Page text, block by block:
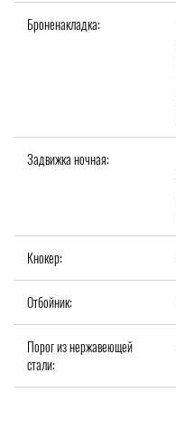
Броненакладка:
Задвижка ночная:
Кнокер:
Отбойник:
Порог из нержавеющей
стали: